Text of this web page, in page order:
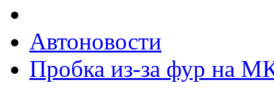
Автоновости
Пробка из-за фур на